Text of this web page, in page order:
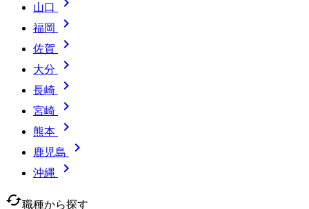
山口
福岡 
佐賀 
大分 
長崎 
宮崎 
熊本 
鹿児島 
沖縄

cached職種から探す